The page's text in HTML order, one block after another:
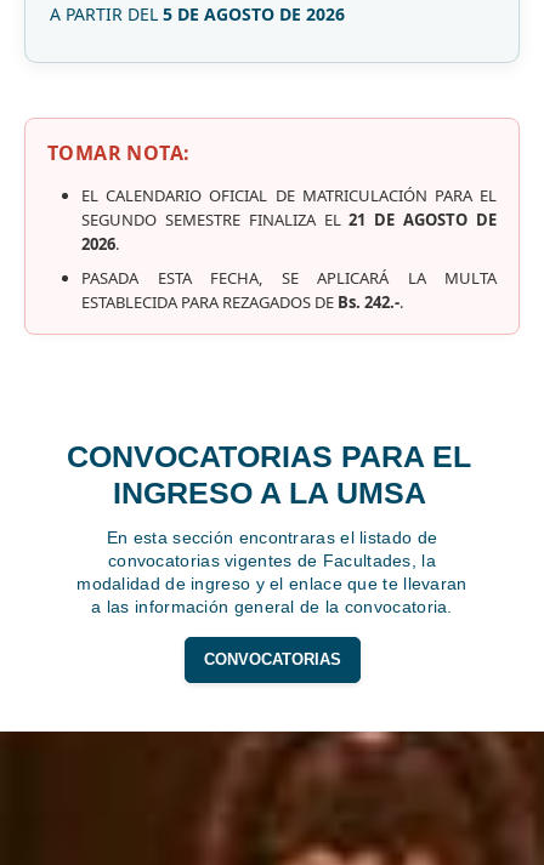
A PARTIR DEL 5 DE AGOSTO DE 2026
TOMAR NOTA:
EL CALENDARIO OFICIAL DE MATRICULACIÓN PARA EL
SEGUNDO SEMESTRE FINALIZA EL21 DE AGOSTO DE
2026.
PASADA ESTA FECHA, SE APLICARÁ LA MULTA
ESTABLECIDA PARA REZAGADOS DE Bs. 242.-.
CONVOCATORIAS PARA EL
INGRESO A LA UMSA
En esta sección encontraras el listado de
convocatorias vigentes de Facultades, la
modalidad de ingreso y el enlace que te llevaran
a las información general de la convocatoria.
CONVOCATORIAS